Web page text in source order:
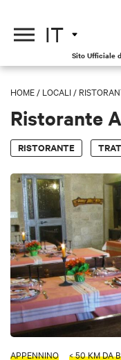
IT
Sito Ufficiale
HOME / LOCALI /
Ristorante
RISTORANTE
APPENNINO < 50 KM DA